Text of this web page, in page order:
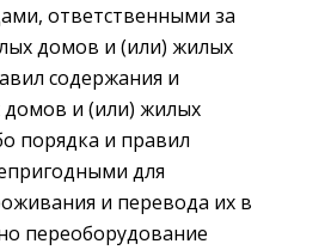
ответственными за
домов и (или) жилых
содержания и
и (или) жилых
порядка и правил
для
и перевода их в
переоборудование